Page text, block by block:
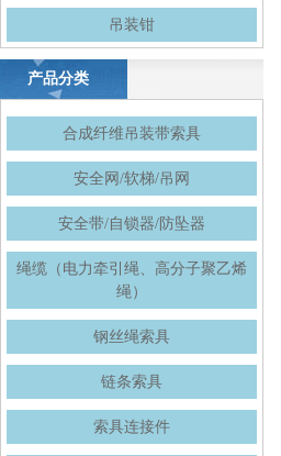
吊装钳
产品分类
合成纤维吊装带索具
安全网/软梯/吊网
安全带/自锁器/防坠器
绳缆（电力牵引绳、高分子聚乙烯
绳）
钢丝绳索具
链条索具
索具连接件